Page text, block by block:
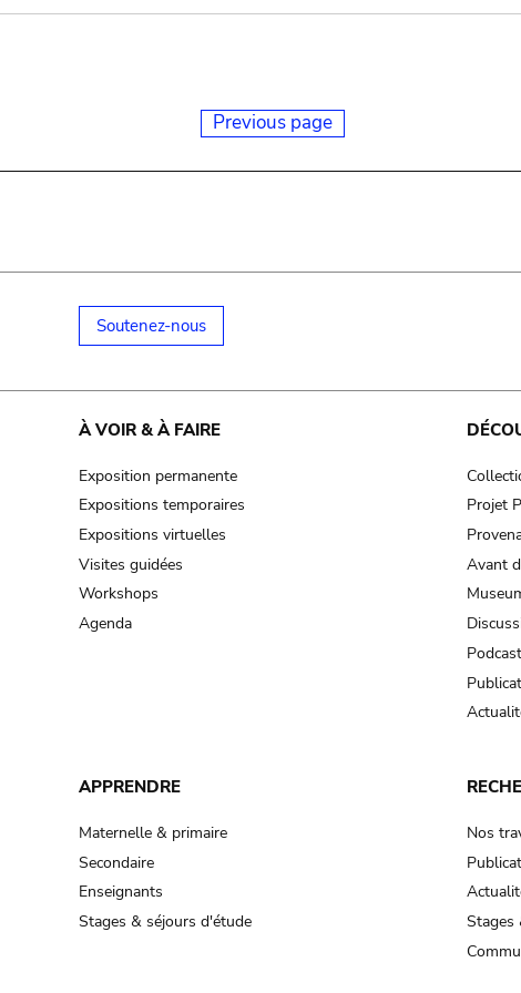
Previous page
Soutenez-nous
À VOIR & À FAIRE
Exposition permanente
Expositions temporaires
Expositions virtuelles
Visites guidées
Workshops
Agenda
Projet
Avant
APPRENDRE
Maternelle & primaire
Secondaire
Enseignants
Stages & séjours d'étude
Nos
Stages